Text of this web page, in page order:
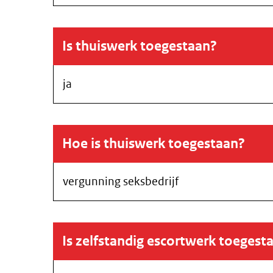
Is thuiswerk toegestaan?
ja
Hoe is thuiswerk toegestaan?
vergunning seksbedrijf
Is zelfstandig escortwerk